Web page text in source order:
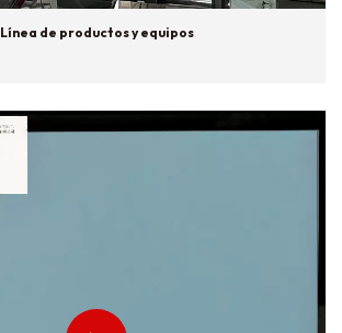
Línea de productos y equipos